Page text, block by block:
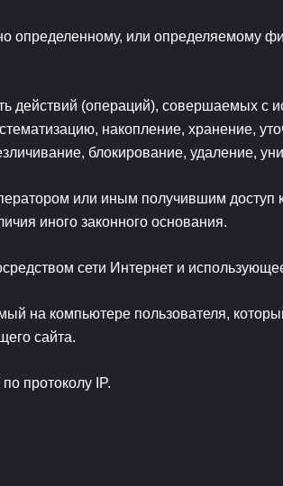
или определяемому
(операций), совершаемых с
накопление, хранение,
блокирование, удаление,
или иным получившим
иного законного основания.
сети Интернет и
компьютере пользователя,
сайта.
протоколу IP.